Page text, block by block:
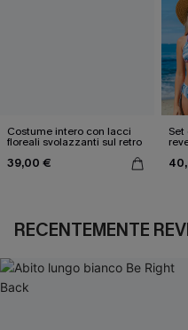
Costume intero con lacci
floreali svolazzanti sul retro
39,00 €
RECENTEMENTE